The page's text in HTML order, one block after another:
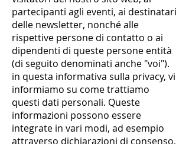
partecipanti agli eventi, ai destinatari
delle newsletter, nonché alle
rispettive persone di contatto o ai
dipendenti di queste persone entità
(di seguito denominati anche "voi").
in questa informativa sulla privacy, vi
informiamo su come trattiamo
questi dati personali. Queste
informazioni possono essere
integrate in vari modi, ad esempio
attraverso dichiarazioni di consenso,